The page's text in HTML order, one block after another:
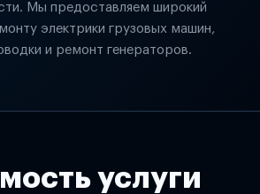
Мы предоставляем широкий
электрики грузовых машин,
и ремонт генераторов.
услуги